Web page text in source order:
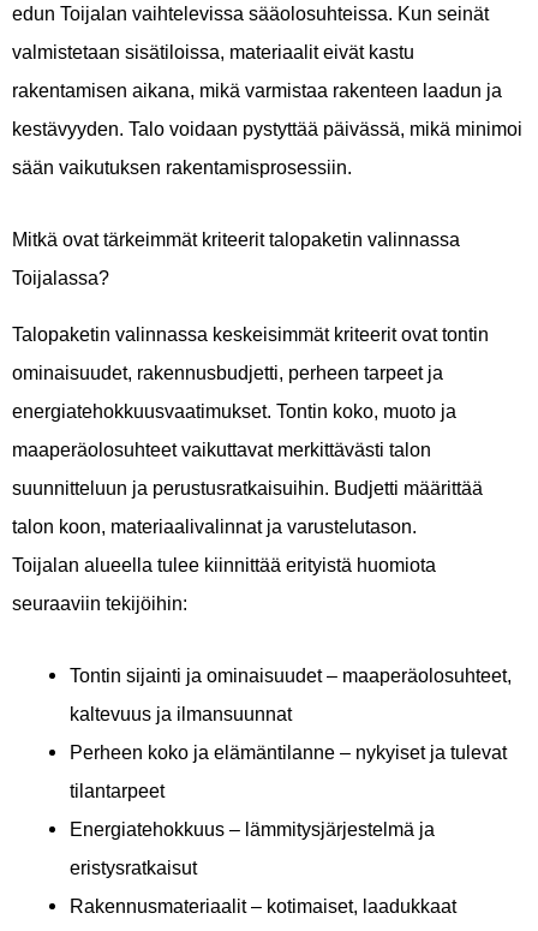
edun Toijalan vaihtelevissa sääolosuhteissa. Kun seinät
valmistetaan sisätiloissa, materiaalit eivät kastu
rakentamisen aikana, mikä varmistaa rakenteen laadun ja
kestävyyden. Talo voidaan pystyttää päivässä, mikä minimoi
sään vaikutuksen rakentamisprosessiin.
Mitkä ovat tärkeimmät kriteerit talopaketin valinnassa
Toijalassa?
Talopaketin valinnassa keskeisimmät kriteerit ovat tontin
ominaisuudet, rakennusbudjetti, perheen tarpeet ja
energiatehokkuusvaatimukset. Tontin koko, muoto ja
maaperäolosuhteet vaikuttavat merkittävästi talon
suunnitteluun ja perustusratkaisuihin. Budjetti määrittää
talon koon, materiaalivalinnat ja varustelutason.
Toijalan alueella tulee kiinnittää erityistä huomiota
seuraaviin tekijöihin:
Tontin sijainti ja ominaisuudet – maaperäolosuhteet,
kaltevuus ja ilmansuunnat
Perheen koko ja elämäntilanne – nykyiset ja tulevat
tilantarpeet
Energiatehokkuus – lämmitysjärjestelmä ja
eristysratkaisut
Rakennusmateriaalit – kotimaiset, laadukkaat